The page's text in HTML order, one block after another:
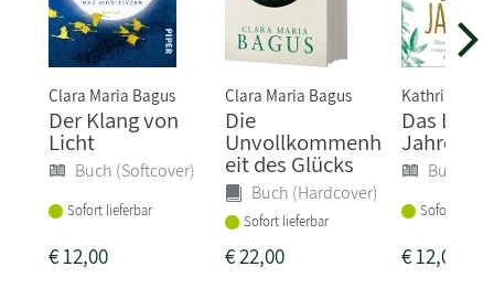
Clara Maria Bagus
Der Klang von
Licht
Buch (Softcover)
Sofort lieferbar
€12,00
Clara Maria Bagus
Die
Unvollkommenh
eit des Glücks
Buch (Hardcover)
Sofort lieferbar
€22,00
Kathrin
Das Licht
Jahres
Buch
Sofort
€12,00